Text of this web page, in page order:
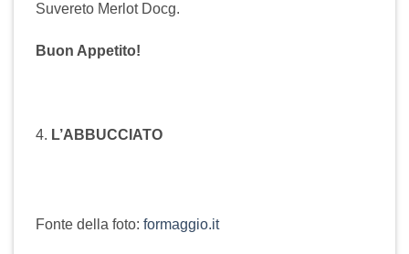
Suvereto Merlot Docg.
Buon Appetito!
4. L’ABBUCCIATO
Fonte della foto: formaggio.it